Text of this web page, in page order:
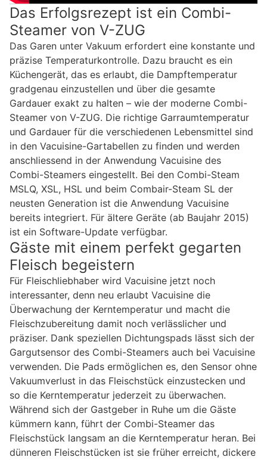
Das Erfolgsrezept ist ein Combi-
Steamer von V-ZUG
Das Garen unter Vakuum erfordert eine konstante und
präzise Temperaturkontrolle. Dazu braucht es ein
Küchengerät, das es erlaubt, die Dampftemperatur
gradgenau einzustellen und über die gesamte
Gardauer exakt zu halten – wie der moderne Combi-
Steamer von V-ZUG. Die richtige Garraumtemperatur
und Gardauer für die verschiedenen Lebensmittel sind
in den Vacuisine-Gartabellen zu finden und werden
anschliessend in der Anwendung Vacuisine des
Combi-Steamers eingestellt. Bei den Combi-Steam
MSLQ, XSL, HSL und beim Combair-Steam SL der
neusten Generation ist die Anwendung Vacuisine
bereits integriert. Für ältere Geräte (ab Baujahr 2015)
ist ein Software-Update verfügbar.
Gäste mit einem perfekt gegarten
Fleisch begeistern
Für Fleischliebhaber wird Vacuisine jetzt noch
interessanter, denn neu erlaubt Vacuisine die
Überwachung der Kerntemperatur und macht die
Fleischzubereitung damit noch verlässlicher und
präziser. Dank speziellen Dichtungspads lässt sich der
Gargutsensor des Combi-Steamers auch bei Vacuisine
verwenden. Die Pads ermöglichen es, den Sensor ohne
Vakuumverlust in das Fleischstück einzustecken und
so die Kerntemperatur jederzeit zu überwachen.
Während sich der Gastgeber in Ruhe um die Gäste
kümmern kann, führt der Combi-Steamer das
Fleischstück langsam an die Kerntemperatur heran. Bei
dünneren Fleischstücken ist sie früher erreicht, dickere